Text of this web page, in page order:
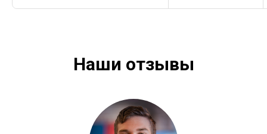
Наши отзывы